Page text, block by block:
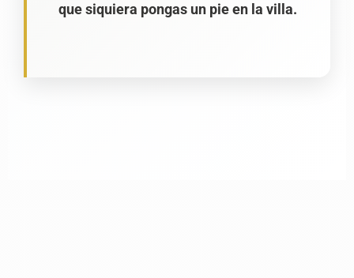
que siquiera pongas un pie en la villa.